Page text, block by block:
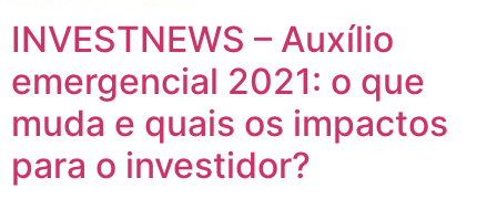
INVESTNEWS – Auxílio
emergencial 2021: o que
muda e quais os impactos
para o investidor?